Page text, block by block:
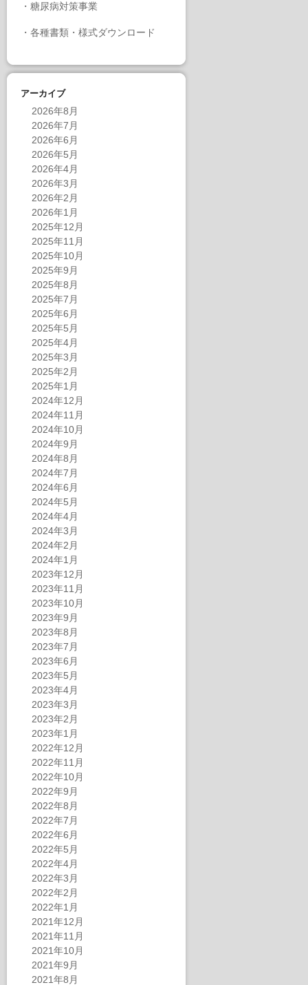
・ 糖尿病対策事業
・ 各種書類・様式ダウンロード
アーカイブ
2026年8月
2026年7月
2026年6月
2026年5月
2026年4月
2026年3月
2026年2月
2026年1月
2025年12月
2025年11月
2025年10月
2025年9月
2025年8月
2025年7月
2025年6月
2025年5月
2025年4月
2025年3月
2025年2月
2025年1月
2024年12月
2024年11月
2024年10月
2024年9月
2024年8月
2024年7月
2024年6月
2024年5月
2024年4月
2024年3月
2024年2月
2024年1月
2023年12月
2023年11月
2023年10月
2023年9月
2023年8月
2023年7月
2023年6月
2023年5月
2023年4月
2023年3月
2023年2月
2023年1月
2022年12月
2022年11月
2022年10月
2022年9月
2022年8月
2022年7月
2022年6月
2022年5月
2022年4月
2022年3月
2022年2月
2022年1月
2021年12月
2021年11月
2021年10月
2021年9月
2021年8月